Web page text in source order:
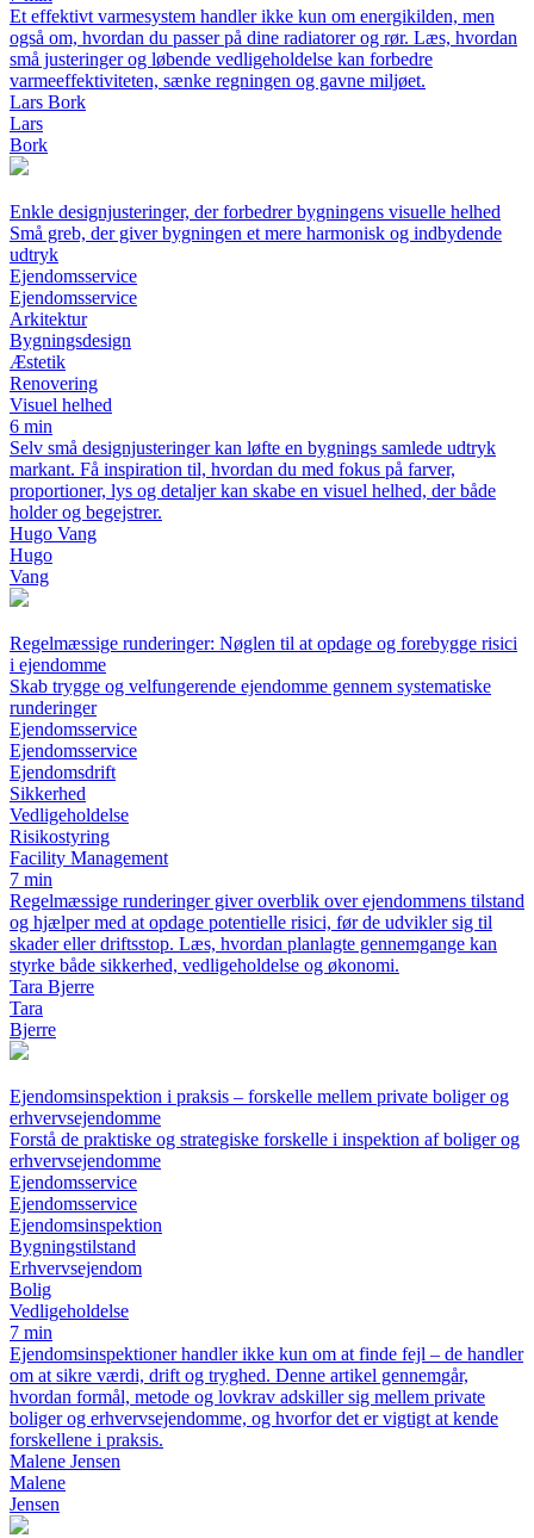
Et effektivt varmesystem handler ikke kun om energikilden, men
også om, hvordan du passer på dine radiatorer og rør. Læs, hvordan
små justeringer og løbende vedligeholdelse kan forbedre
varmeeffektiviteten, sænke regningen og gavne miljøet.
Lars Bork
Lars
Bork
Enkle designjusteringer, der forbedrer bygningens visuelle helhed
Små greb, der giver bygningen et mere harmonisk og indbydende
udtryk
Ejendomsservice
Ejendomsservice
Arkitektur
Bygningsdesign
Æstetik
Renovering
Visuel helhed
6 min
Selv små designjusteringer kan løfte en bygnings samlede udtryk
markant. Få inspiration til, hvordan du med fokus på farver,
proportioner, lys og detaljer kan skabe en visuel helhed, der både
holder og begejstrer.
Hugo Vang
Hugo
Vang
Regelmæssige runderinger: Nøglen til at opdage og forebygge risici
i ejendomme
Skab trygge og velfungerende ejendomme gennem systematiske
runderinger
Ejendomsservice
Ejendomsservice
Ejendomsdrift
Sikkerhed
Vedligeholdelse
Risikostyring
Facility Management
7 min
Regelmæssige runderinger giver overblik over ejendommens tilstand
og hjælper med at opdage potentielle risici, før de udvikler sig til
skader eller driftsstop. Læs, hvordan planlagte gennemgange kan
styrke både sikkerhed, vedligeholdelse og økonomi.
Tara Bjerre
Tara
Bjerre
Ejendomsinspektion i praksis – forskelle mellem private boliger og
erhvervsejendomme
Forstå de praktiske og strategiske forskelle i inspektion af boliger og
erhvervsejendomme
Ejendomsservice
Ejendomsservice
Ejendomsinspektion
Bygningstilstand
Erhvervsejendom
Bolig
Vedligeholdelse
7 min
Ejendomsinspektioner handler ikke kun om at finde fejl – de handler
om at sikre værdi, drift og tryghed. Denne artikel gennemgår,
hvordan formål, metode og lovkrav adskiller sig mellem private
boliger og erhvervsejendomme, og hvorfor det er vigtigt at kende
forskellene i praksis.
Malene Jensen
Malene
Jensen